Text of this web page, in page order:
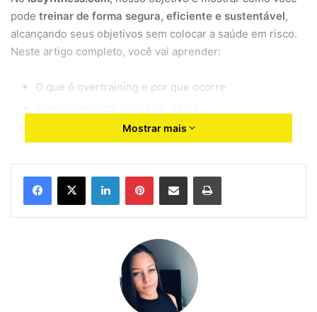
pode treinar de forma segura, eficiente e sustentável,
alcançando seus objetivos sem colocar a saúde em risco.
Neste artigo completo, você vai aprender:
O que é overtraining e por que ocorre
Estratégias avançadas para prevenir excesso de
Planos de recuperação e microciclos semanais
Alimentação e hábitos que potencializam resultados
Entendendo o overtraining:
Mostrar mais
LinkedinPinterestCompartilhar via e-mail Imprimir